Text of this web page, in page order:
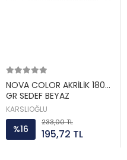
NOVA COLOR AKRİLİK 180
GR SEDEF BEYAZ
KARSLIOĞLU
%16
233,00 TL
195,72 TL